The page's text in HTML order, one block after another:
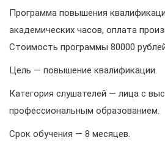
Программа повышения
академических часов, оплата
Стоимость программы 80000
Цель — повышение квалификации.
Категория слушателей — лица с
профессиональным образованием.
Срок обучения — 8 месяцев.